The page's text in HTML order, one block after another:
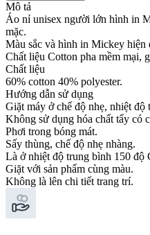
Mô tả
Áo nỉ unisex người lớn hình in
mặc.
Màu sắc và hình in Mickey hiện
Chất liệu Cotton pha mềm mại,
Chất liệu
60% cotton 40% polyester.
Hướng dẫn sử dụng
Giặt máy ở chế độ nhẹ, nhiệt độ
Không sử dụng hóa chất tẩy có
Phơi trong bóng mát.
Sấy thùng, chế độ nhẹ nhàng.
Là ở nhiệt độ trung bình 150 độ
Giặt với sản phẩm cùng màu.
Không là lên chi tiết trang trí.